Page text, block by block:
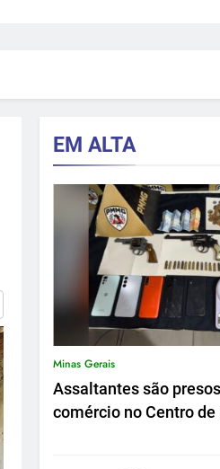
EM ALTA
Minas Gerais
Assaltantes são
comércio no Centro de